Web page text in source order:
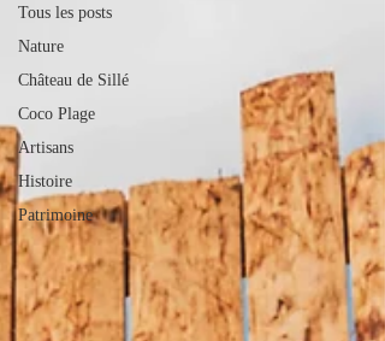
Tous les posts
Nature
Château de Sillé
Coco Plage
Artisans
Histoire
Patrimoine